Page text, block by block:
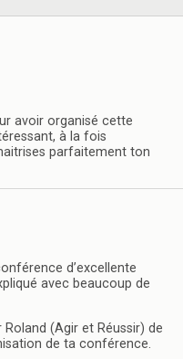
avoir organisé cette
à la fois
parfaitement ton
d’excellente
avec beaucoup de
Roland (Agir et Réussir) de
de ta conférence.